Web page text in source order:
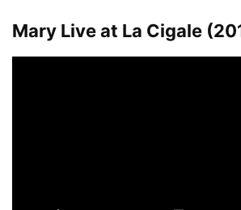
Mary Live at La Cigale